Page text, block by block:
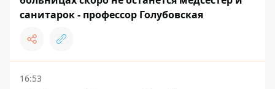
санитарок - профессор Голубовская
16:53